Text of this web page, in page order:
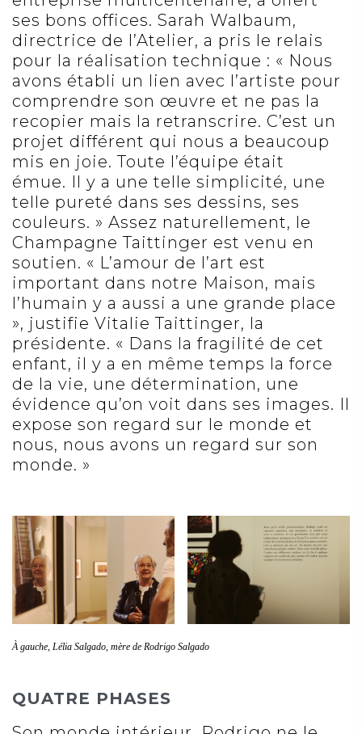
ses bons offices. Sarah Walbaum,
directrice de l’Atelier, a pris le relais
pour la réalisation technique : « Nous
avons établi un lien avec l’artiste pour
comprendre son œuvre et ne pas la
recopier mais la retranscrire. C’est un
projet différent qui nous a beaucoup
mis en joie. Toute l’équipe était
émue. Il y a une telle simplicité, une
telle pureté dans ses dessins, ses
couleurs. » Assez naturellement, le
Champagne Taittinger est venu en
soutien. « L’amour de l’art est
important dans notre Maison, mais
l’humain y a aussi a une grande place
», justifie Vitalie Taittinger, la
présidente. « Dans la fragilité de cet
enfant, il y a en même temps la force
de la vie, une détermination, une
évidence qu’on voit dans ses images. Il
expose son regard sur le monde et
nous, nous avons un regard sur son
monde. »
À gauche, Lélia Salgado, mère de Rodrigo Salgado
QUATRE PHASES